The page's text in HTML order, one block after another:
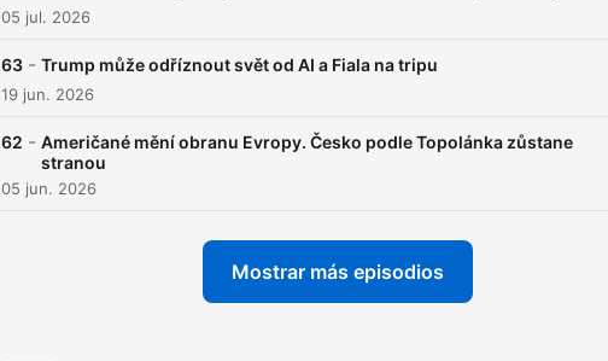
05 jul. 2026
63 - Trump může odříznout svět od AI a Fiala na tripu
19 jun. 2026
62 - Američané mění obranu Evropy. Česko podle Topolánka zůstane
stranou
05 jun. 2026
Mostrar más episodios